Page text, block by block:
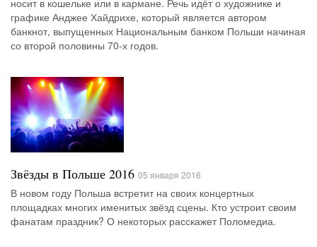
графике Анджее Хайдрихе, который является автором
банкнот, выпущенных Национальным банком Польши начиная
со второй половины 70-х годов.
Звёзды в Польше 2016 05 января 2016
В новом году Польша встретит на своих концертных
площадках многих именитых звёзд сцены. Кто устроит своим
фанатам праздник? О некоторых расскажет Поломедиа.